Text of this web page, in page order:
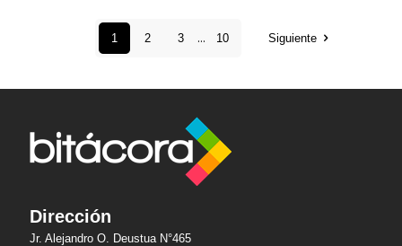
1 2 3 ... 10 Siguiente
Dirección
Jr. Alejandro O. Deustua N°465